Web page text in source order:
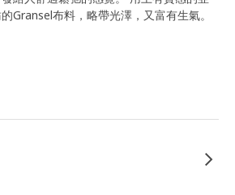
Gransel布料，略帶光澤，又富有生氣。